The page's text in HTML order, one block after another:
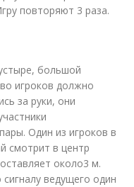
повторяют 3 раза.
большой
игроков должно
за руки, они
Один из игроков в
смотрит в центр
около3 м.
ведущего один